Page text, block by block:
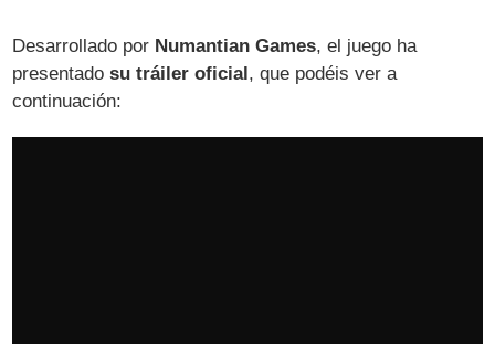
Desarrollado por Numantian Games, el juego ha
presentadosu tráiler oficial, que podéis ver a
continuación: